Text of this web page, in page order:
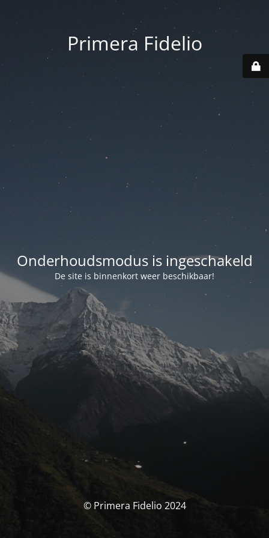
Primera Fidelio
Onderhoudsmodus is ingeschakeld
De site is binnenkort weer beschikbaar!
© Primera Fidelio 2024